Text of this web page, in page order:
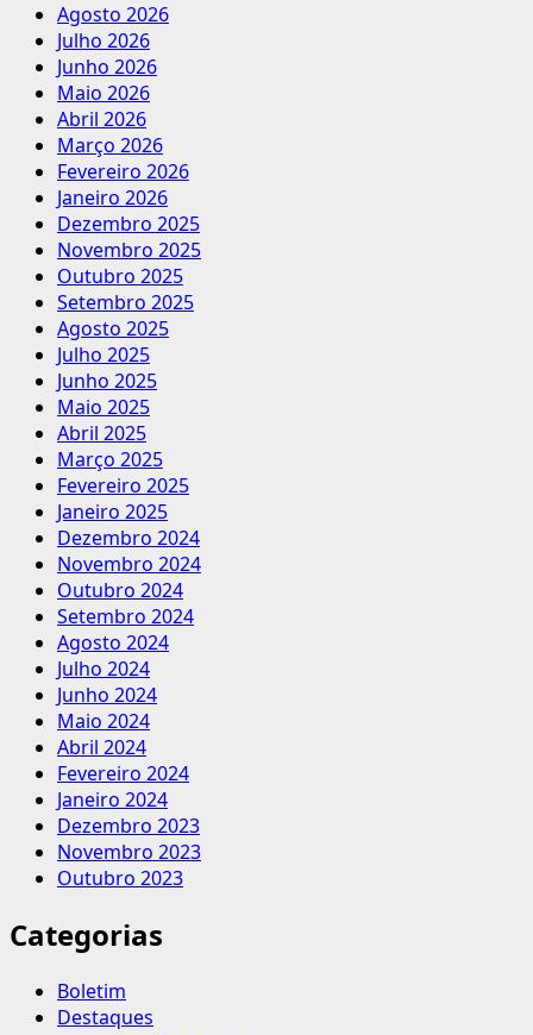
Agosto 2026
Julho 2026
Junho 2026
Maio 2026
Abril 2026
Março 2026
Fevereiro 2026
Janeiro 2026
Dezembro 2025
Novembro 2025
Outubro 2025
Setembro 2025
Agosto 2025
Julho 2025
Junho 2025
Maio 2025
Abril 2025
Março 2025
Fevereiro 2025
Janeiro 2025
Dezembro 2024
Novembro 2024
Outubro 2024
Setembro 2024
Agosto 2024
Julho 2024
Junho 2024
Maio 2024
Abril 2024
Fevereiro 2024
Janeiro 2024
Dezembro 2023
Novembro 2023
Outubro 2023
Categorias
Boletim
Destaques